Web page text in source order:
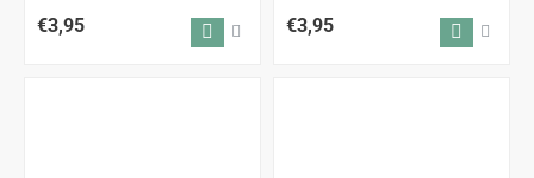
€3,95 €3,95